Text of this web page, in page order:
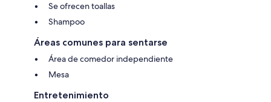
Se ofrecen toallas
Shampoo
Áreas comunes para sentarse
Área de comedor independiente
Mesa
Entretenimiento